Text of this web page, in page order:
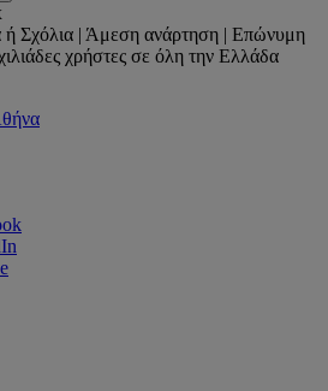
Σχόλια | Άμεση ανάρτηση | Επώνυμη
χρήστες σε όλη την Ελλάδα